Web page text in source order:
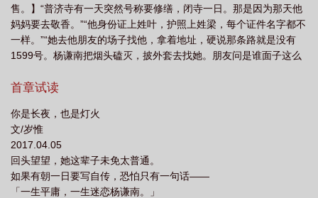
么 你是长夜也是灯火免费阅读完整版 你是长夜也是灯火番外篇 你是长夜也
是灯火应朝禹 你是长夜也是灯火原版结局 你是长夜也是灯火TXT免费 你是
长夜也是灯火广播剧 也是灯火 也是灯火免费阅读 也是灯火免费阅读完整
灯火陈正漓版本 你是长夜也是灯火在线阅读
阁 你是长夜
售。】“普济寺有一天突然号称要修缮，闭寺一日。那是因为那天他
妈妈要去敬香。”“他身份证上姓叶，护照上姓梁，每个证件名字都不
一样。”“她去他朋友的场子找他，拿着地址，硬说那条路就是没有
1599号。杨谦南把烟头磕灭，披外套去找她。朋友问是谁面子这么
日，他问她要什么礼物。她说你陪我去普济寺拜佛吧。她喜欢他身
下意识地回眸，频频找她。她忽然鼻子一酸。——温凛X杨谦南※本
文重写过三遍，盗文网版本混乱，请勿留言误导正版读者。
首章试读
你是长夜，也是灯火
文/岁惟
2017.04.05
回头望望，她这辈子未免太普通。
如果有朝一日要写自传，恐怕只有一句话——
「一生平庸，一生迷恋杨谦南。」